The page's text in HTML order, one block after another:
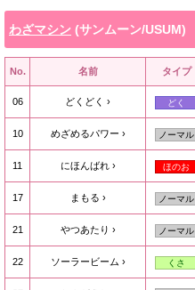
わざマシン (サンムーン/USUM)
No. 名前 タイプ
06 どくどく どく
10 めざめるパワー ノーマル
11 にほんばれ ほのお
17 まもる ノーマル
21 やつあたり ノーマル
22 ソーラービーム くさ